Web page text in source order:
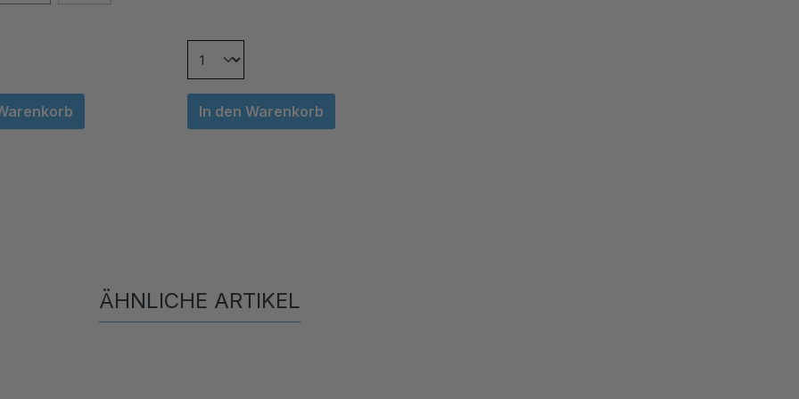
In den Warenkorb
ÄHNLICHE ARTIKEL